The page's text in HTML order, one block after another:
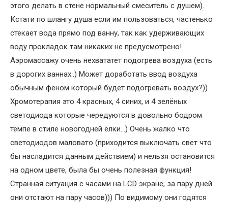
этого делать в стене нормальный смеситель с душем).
Кстати по шлангу душа если им пользоваться, частенько
стекает вода прямо под ванну, так как удерживающих
воду прокладок там никаких не предусмотрено!
Аэромассажу очень нехвататет подогрева воздуха (есть
в дорогих ваннах..) Может доработать ввод воздуха
обычным феном который будет подогревать воздух?))
Хромотерапия это 4 красных, 4 синих, и 4 зелёных
светодиода которые чередуются в довольно бодром
темпе в стиле новогодней ёлки…) Очень жалко что
светодиодов маловато (приходится выключать свет что
бы насладится данным действием) и нельзя остановится
на одном цвете, была бы очень полезная функция!
Странная ситуация с часами на LCD экране, за пару дней
они отстают на пару часов))) По видимому они годятся